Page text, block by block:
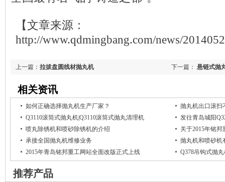
【文章来源：
http://www.qdmingbang.com/news/
下一篇： 悬链式抛
上一篇： 拉拔盘圆线材抛丸机
相关资讯
如何正确选择抛丸机生产厂家？
抛丸机出口滚
Q3110滚筒式抛丸机|Q3110滚筒式抛丸清理机
发往青岛城阳
喷丸除锈机和喷砂除锈机的介绍
关于2015年铭
承接全国抛丸机维修业务
抛丸机和喷砂机
2015年青岛铭邦重工网站全面改版正式上线
Q378吊钩式抛
推荐产品